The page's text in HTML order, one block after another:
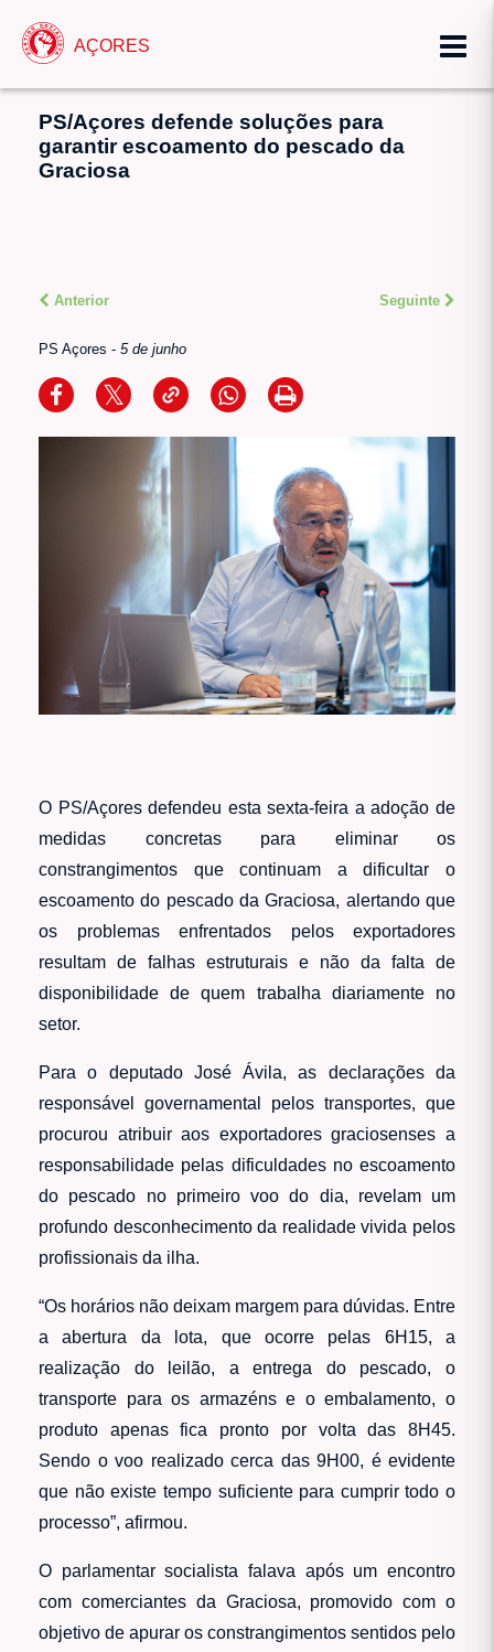
AÇORES
PS/Açores defende soluções para
garantir escoamento do pescado da
Graciosa
Anterior Seguinte
PS Açores - 5 de junho
O PS/Açores defendeu esta sexta-feira a adoção de
medidas concretas para eliminar os
constrangimentos que continuam a dificultar o
escoamento do pescado da Graciosa, alertando que
os problemas enfrentados pelos exportadores
resultam de falhas estruturais e não da falta de
disponibilidade de quem trabalha diariamente no
setor.
Para o deputado José Ávila, as declarações da
responsável governamental pelos transportes, que
procurou atribuir aos exportadores graciosenses a
responsabilidade pelas dificuldades no escoamento
do pescado no primeiro voo do dia, revelam um
profundo desconhecimento da realidade vivida pelos
profissionais da ilha.
“Os horários não deixam margem para dúvidas. Entre
a abertura da lota, que ocorre pelas 6H15, a
realização do leilão, a entrega do pescado, o
transporte para os armazéns e o embalamento, o
produto apenas fica pronto por volta das 8H45.
Sendo o voo realizado cerca das 9H00, é evidente
que não existe tempo suficiente para cumprir todo o
processo”, afirmou.
O parlamentar socialista falava após um encontro
com comerciantes da Graciosa, promovido com o
objetivo de apurar os constrangimentos sentidos pelo